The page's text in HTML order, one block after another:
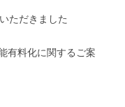
ただきました
有料化に関するご案